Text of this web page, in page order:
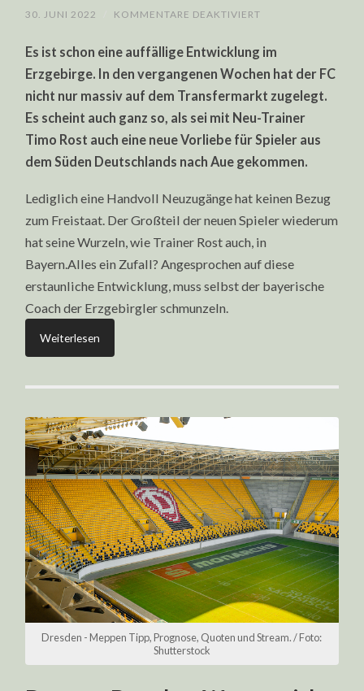
30. JUNI 2022 KOMMENTARE DEAKTIVIERT
ROST
BEI
AUF
VERTRAUTES
TERRAIN
Es ist schon eine auffällige Entwicklung im
Erzgebirge. In den vergangenen Wochen hat der FC
nicht nur massiv auf dem Transfermarkt zugelegt.
Es scheint auch ganz so, als sei mit Neu-Trainer
Timo Rost auch eine neue Vorliebe für Spieler aus
dem Süden Deutschlands nach Aue gekommen.
Lediglich eine Handvoll Neuzugänge hat keinen Bezug
zum Freistaat. Der Großteil der neuen Spieler wiederum
hat seine Wurzeln, wie Trainer Rost auch, in
Bayern.Alles ein Zufall? Angesprochen auf diese
erstaunliche Entwicklung, muss selbst der bayerische
Coach der Erzgebirgler schmunzeln.
Weiterlesen
Dresden - Meppen Tipp, Prognose, Quoten und Stream. / Foto:
Shutterstock